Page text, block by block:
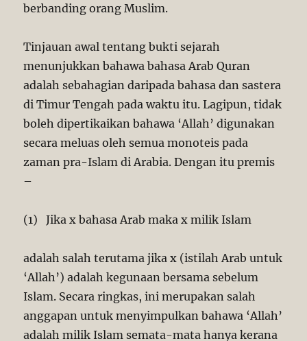
berbanding orang Muslim.
Tinjauan awal tentang bukti sejarah
menunjukkan bahawa bahasa Arab Quran
adalah sebahagian daripada bahasa dan sastera
di Timur Tengah pada waktu itu. Lagipun, tidak
boleh dipertikaikan bahawa ‘Allah’ digunakan
secara meluas oleh semua monoteis pada
zaman pra-Islam di Arabia. Dengan itu premis
–
(1) Jika x bahasa Arab maka x milik Islam
adalah salah terutama jika x (istilah Arab untuk
‘Allah’) adalah kegunaan bersama sebelum
Islam. Secara ringkas, ini merupakan salah
anggapan untuk menyimpulkan bahawa ‘Allah’
adalah milik Islam semata-mata hanya kerana